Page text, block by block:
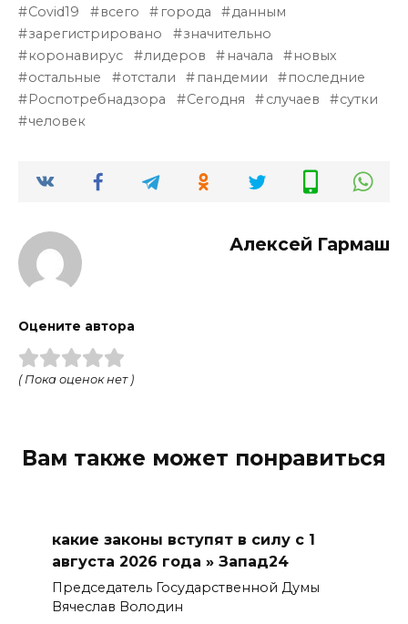
Covid19 всего города
данным
зарегистрировано
значительно
коронавирус
лидеров начала
новых
остальные
отстали пандемии
последние
Роспотребнадзора
Сегодня случаев
сутки
человек
Алексей Гармаш
Оцените автора
( Пока оценок нет )
Вам также может понравиться
какие законы вступят в силу с 1
августа 2026 года » Запад24
Председатель Государственной Думы
Вячеслав Володин